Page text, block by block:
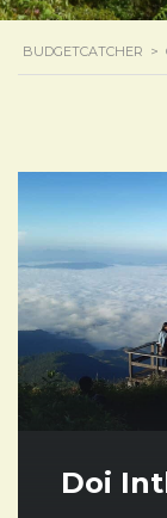
BUDGETCATCHER >
Doi